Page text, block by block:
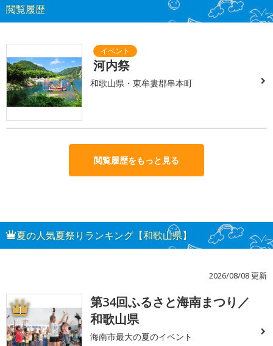
閲覧履歴
河内祭
和歌山県・東牟婁郡串本町
閲覧履歴をもっと見る
夏の人気夏祭りランキング【和歌山県】
2026/08/08 更新
1
第34回ふるさと海南まつり／
和歌山県
海南市最大の夏のイベント